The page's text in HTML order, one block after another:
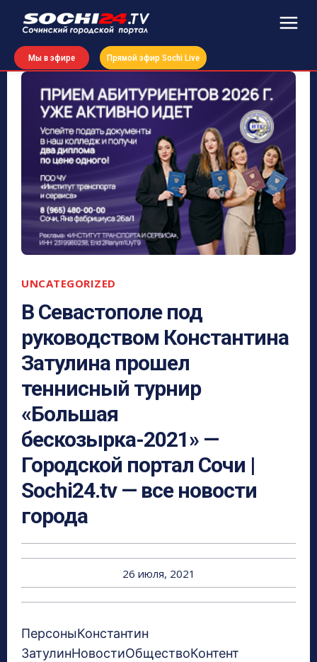
Мы в эфире Прямой эфир Sochi Live
UNCATEGORIZED
В Севастополе под
руководством Константина
Затулина прошел
теннисный турнир
«Большая
бескозырка-2021» —
Городской портал Сочи |
Sochi24.tv — все новости
города
26 июля, 2021
ПерсоныКонстантин
ЗатулинНовостиОбществоКонтент